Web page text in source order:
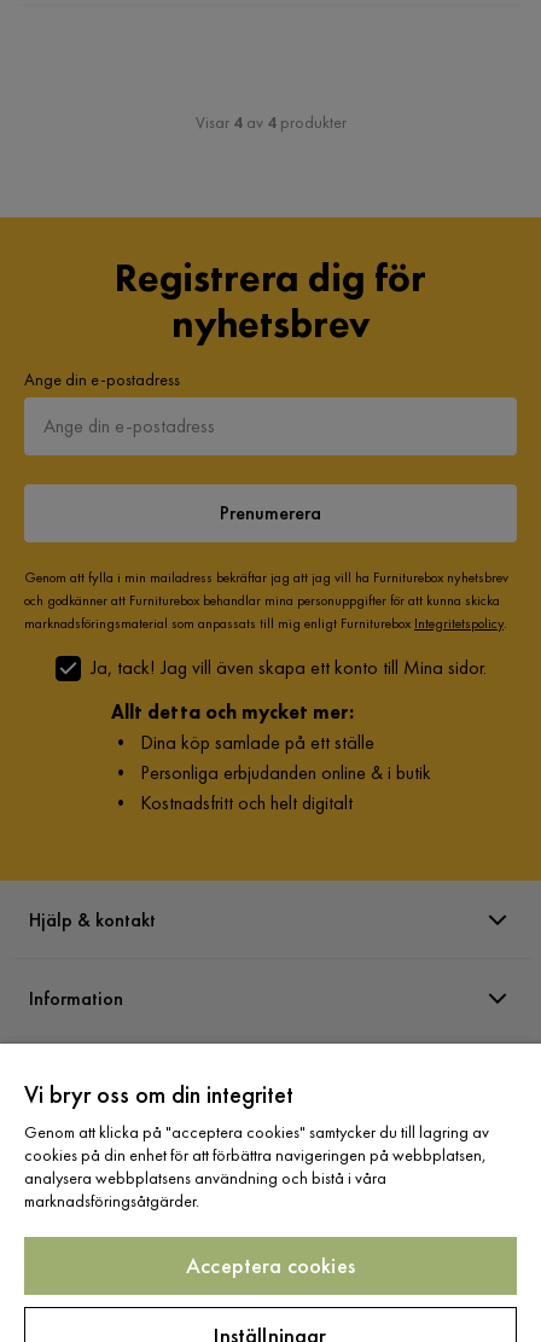
Visar 4av 4produkter
Registrera dig för
nyhetsbrev
Ange din e-postadress
Prenumerera
Genom att fylla i min mailadress bekräftar jag att jag vill ha Furniturebox nyhetsbrev
och godkänner att Furniturebox behandlar mina personuppgifter för att kunna skicka
marknadsföringsmaterial som anpassats till mig enligt Furniturebox Integritetspolicy.
Ja, tack! Jag vill även skapa ett konto till Mina sidor.
Allt detta och mycket mer:
• Dina köp samlade på ett ställe
• Personliga erbjudanden online & i butik
• Kostnadsfritt och helt digitalt
Hjälp & kontakt
Information
Sortiment
Följ oss
Vi bryr oss om din integritet
Genom att klicka på "acceptera cookies" samtycker du till lagring av
cookies på din enhet för att förbättra navigeringen på webbplatsen,
analysera webbplatsens användning och bistå i våra
marknadsföringsåtgärder.
Acceptera cookies
Inställningar